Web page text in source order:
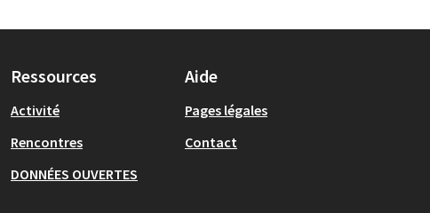
Ressources
Activité
Rencontres
DONNÉES OUVERTES
Aide
Pages légales
Contact